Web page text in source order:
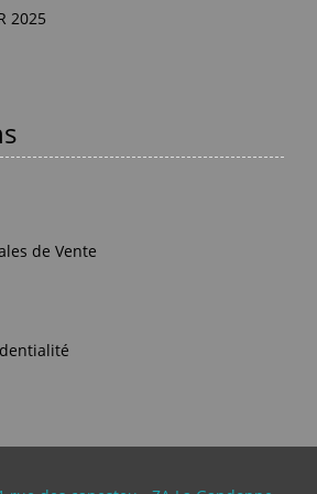
2025
de Vente